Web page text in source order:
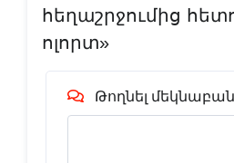
հեղաշրջումից
ոլորտ»
Թողնել